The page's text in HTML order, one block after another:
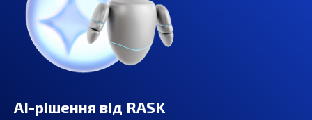
AI-рішення від RASK